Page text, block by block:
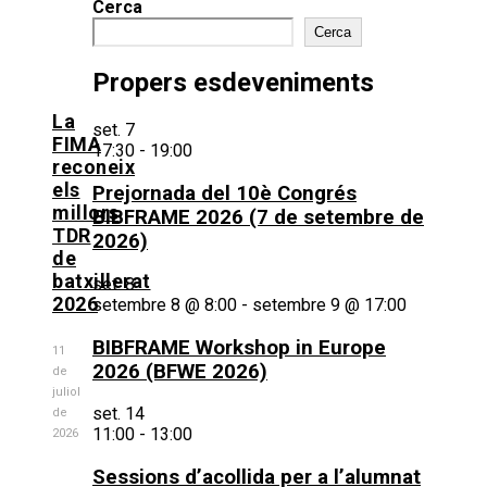
La
FIMA
reconeix
els
millors
TDR
de
batxillerat
2026
11
de
juliol
de
2026
Cerca
Cerca
Propers esdeveniments
set. 7
17:30 - 19:00
Prejornada del 10è Congrés
BIBFRAME 2026 (7 de setembre de
2026)
set.8
setembre 8 @ 8:00 - setembre 9 @ 17:00
BIBFRAME Workshop in Europe
2026 (BFWE 2026)
set. 14
11:00 - 13:00
Sessions d’acollida per a l’alumnat